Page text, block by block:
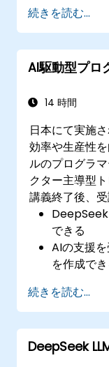
ォームを
ーに統合
AIを用い
な洞察を
活用戦略を
続きを読む...
AI駆動型プロ
14 時間
日本にて実施
効率や生産性
ルのプログラ
クター主導型
講義終了後、
できる
AIの支援
を作成で
を活用でき
単純作業
る
続きを読む...
DeepSeek